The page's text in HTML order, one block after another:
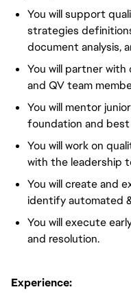
You will support
strategies
document analysis,
You will partner
and QV team
You will mentor
foundation and
You will work on
with the leadership
You will create and
identify automated
You will execute
and resolution.
Experience: